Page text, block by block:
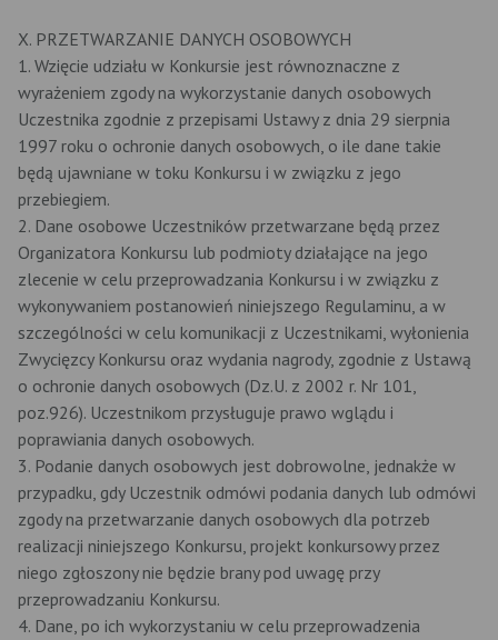
X. PRZETWARZANIE DANYCH OSOBOWYCH
1. Wzięcie udziału w Konkursie jest równoznaczne z
wyrażeniem zgody na wykorzystanie danych osobowych
Uczestnika zgodnie z przepisami Ustawy z dnia 29 sierpnia
1997 roku o ochronie danych osobowych, o ile dane takie
będą ujawniane w toku Konkursu i w związku z jego
przebiegiem.
2. Dane osobowe Uczestników przetwarzane będą przez
Organizatora Konkursu lub podmioty działające na jego
zlecenie w celu przeprowadzania Konkursu i w związku z
wykonywaniem postanowień niniejszego Regulaminu, a w
szczególności w celu komunikacji z Uczestnikami, wyłonienia
Zwycięzcy Konkursu oraz wydania nagrody, zgodnie z Ustawą
o ochronie danych osobowych (Dz.U. z 2002 r. Nr 101,
poz.926). Uczestnikom przysługuje prawo wglądu i
poprawiania danych osobowych.
3. Podanie danych osobowych jest dobrowolne, jednakże w
przypadku, gdy Uczestnik odmówi podania danych lub odmówi
zgody na przetwarzanie danych osobowych dla potrzeb
realizacji niniejszego Konkursu, projekt konkursowy przez
niego zgłoszony nie będzie brany pod uwagę przy
przeprowadzaniu Konkursu.
4. Dane, po ich wykorzystaniu w celu przeprowadzenia